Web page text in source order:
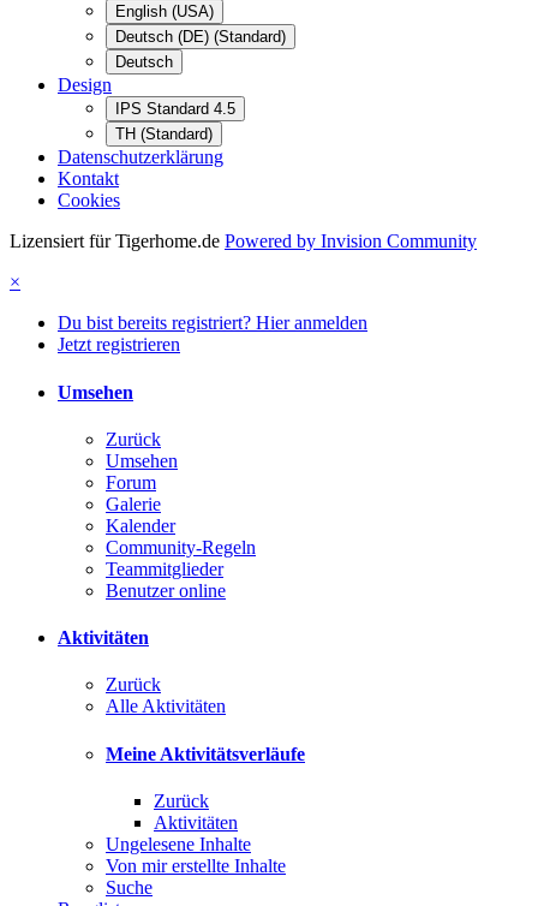
English (USA)
Deutsch (DE) (Standard)
Deutsch
Design
IPS Standard 4.5
TH (Standard)
Datenschutzerklärung
Kontakt
Cookies
Lizensiert für Tigerhome.de Powered by Invision Community
×
Du bist bereits registriert? Hier anmelden
Jetzt registrieren
Umsehen
Zurück
Umsehen
Forum
Galerie
Kalender
Community-Regeln
Teammitglieder
Benutzer online
Aktivitäten
Zurück
Alle Aktivitäten
Meine Aktivitätsverläufe
Zurück
Aktivitäten
Ungelesene Inhalte
Von mir erstellte Inhalte
Suche